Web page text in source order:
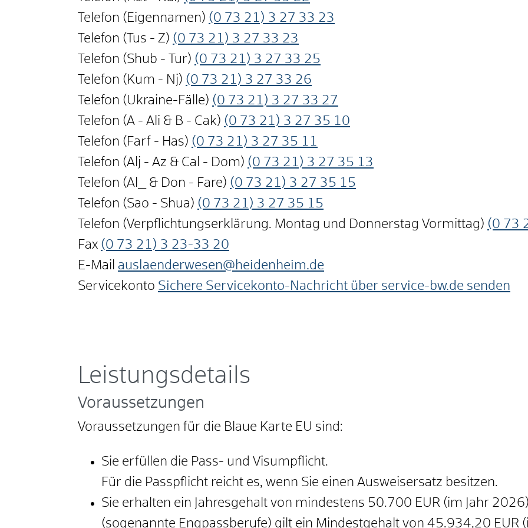
Telefon (Eigennamen) (0 73 21) 3 27 33 23
Telefon (Tus - Z) (0 73 21) 3 27 33 23
Telefon (Shub - Tur) (0 73 21) 3 27 33 25
Telefon (Kum - Nj) (0 73 21) 3 27 33 26
Telefon (Ukraine-Fälle) (0 73 21) 3 27 33 27
Telefon (A - Ali & B - Cak) (0 73 21) 3 27 35 10
Telefon (Farf - Has) (0 73 21) 3 27 35 11
Telefon (Alj - Az & Cal - Dom) (0 73 21) 3 27 35 13
Telefon (Al_ & Don - Fare) (0 73 21) 3 27 35 15
Telefon (Sao - Shua) (0 73 21) 3 27 35 15
Telefon (Verpflichtungserklärung. Montag und Donnerstag Vormittag) (0 73
Fax (0 73 21) 3 23-33 20
E-Mail auslaenderwesen@heidenheim.de
Servicekonto Sichere Servicekonto-Nachricht über service-bw.de senden
Leistungsdetails
Voraussetzungen
Voraussetzungen für die Blaue Karte EU sind:
Sie erfüllen die Pass- und Visumpflicht.
Für die Passpflicht reicht es, wenn Sie einen Ausweisersatz besitzen.
Sie erhalten ein Jahresgehalt von mindestens 50.700 EUR (im Jahr
(sogenannte Engpassberufe) gilt ein Mindestgehalt von 45.934,20 EUR